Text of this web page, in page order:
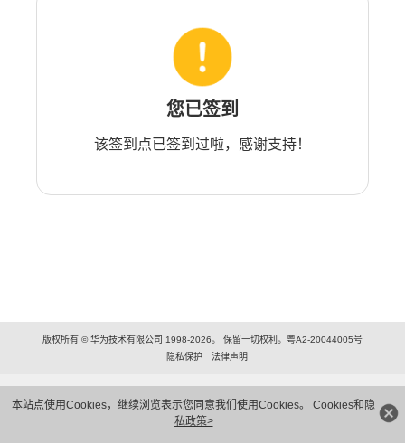
本站点使用Cookies，继续浏览表示您同意我们使用Cookies。 Cookies和隐
私政策>
您已签到
该签到点已签到过啦，感谢支持！
版权所有 © 华为技术有限公司 1998-2026。 保留一切权利。粤A2-20044005号
隐私保护
法律声明